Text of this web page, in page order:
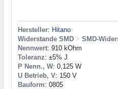
Hersteller: Hitano
Widerstande SMD > SMD-
Nennwert: 910 kOhm
Toleranz: ±5% J
P Nenn., W: 0,125 W
U Betrieb, V: 150 V
Bauform: 0805